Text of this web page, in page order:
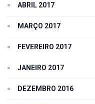
ABRIL 2017
MARÇO 2017
FEVEREIRO 2017
JANEIRO 2017
DEZEMBRO 2016